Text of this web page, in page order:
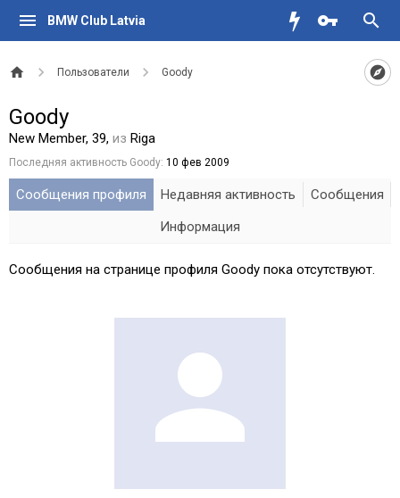
BMW Club Latvia
Пользователи Goody
Goody
New Member, 39, из Riga
Последняя активность Goody: 10 фев 2009
Сообщения профиля Недавняя активность
Сообщения
Информация
Сообщения на странице профиля Goody пока отсутствуют.